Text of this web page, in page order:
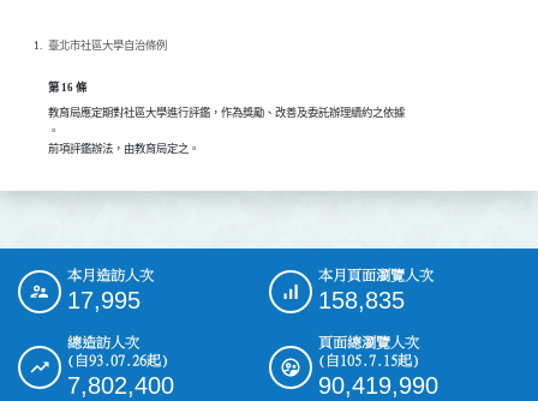
臺北市社區大學自治條例
第 16 條
教育局應定期對社區大學進行評鑑，作為獎勵、改善及委託辦理續約之依據
。
前項評鑑辦法，由教育局定之。
::: 本月造訪人次
17,995
本月頁面瀏覽人次
158,835
總造訪人次
(自93.07.26起)
7,802,400
頁面總瀏覽人次
(自105.7.15起)
90,419,990